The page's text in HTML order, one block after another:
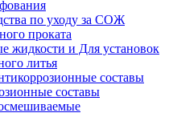
по уходу за СОЖ
проката
жидкости и Для установок
литья
составы
составы